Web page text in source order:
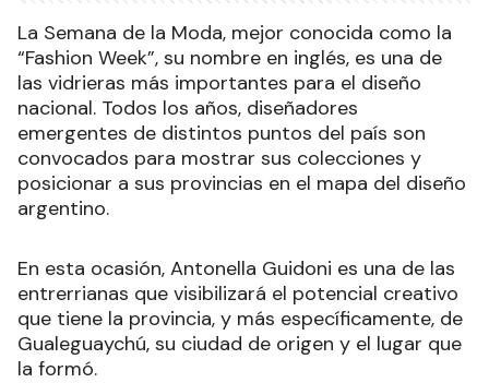
La Semana de la Moda, mejor conocida como la
“Fashion Week”, su nombre en inglés, es una de
las vidrieras más importantes para el diseño
nacional. Todos los años, diseñadores
emergentes de distintos puntos del país son
convocados para mostrar sus colecciones y
posicionar a sus provincias en el mapa del diseño
argentino.
En esta ocasión, Antonella Guidoni es una de las
entrerrianas que visibilizará el potencial creativo
que tiene la provincia, y más específicamente, de
Gualeguaychú, su ciudad de origen y el lugar que
la formó.